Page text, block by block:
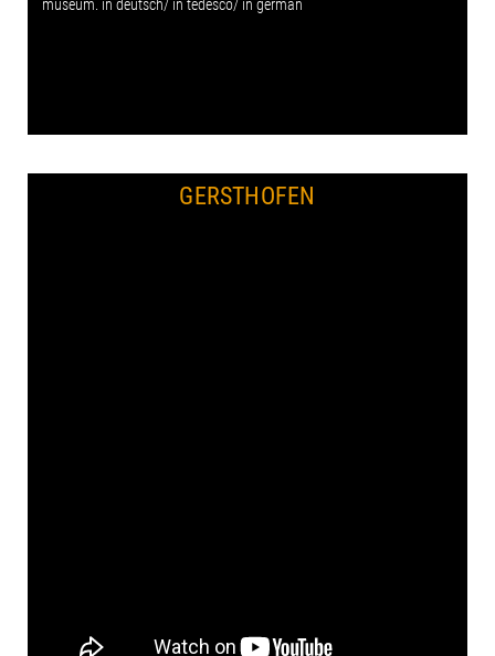
museum. in deutsch/ in tedesco/ in german
GERSTHOFEN